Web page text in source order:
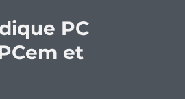
PC
et